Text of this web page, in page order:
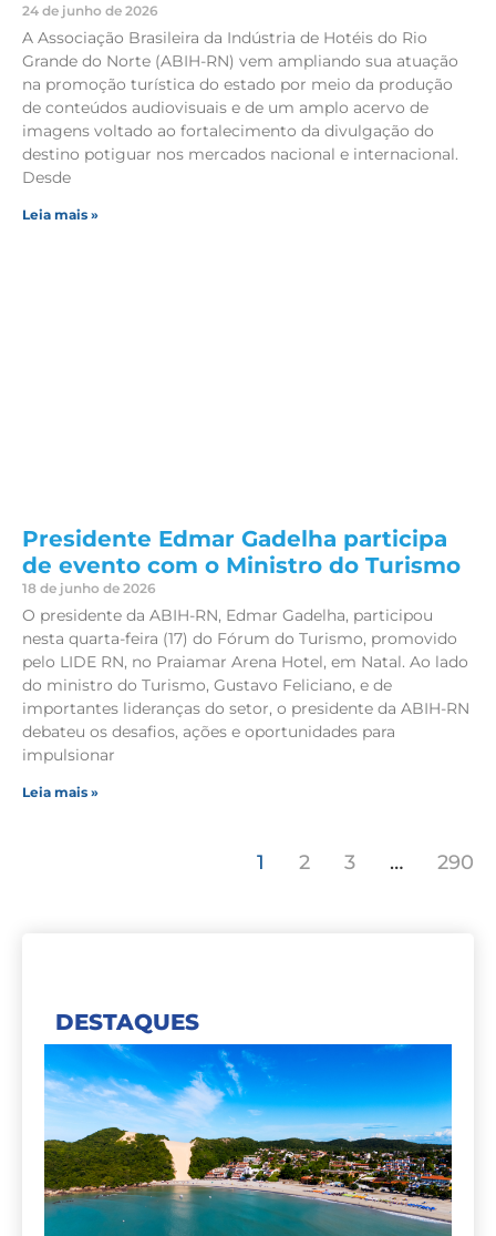
24 de junho de 2026
A Associação Brasileira da Indústria de Hotéis do Rio
Grande do Norte (ABIH-RN) vem ampliando sua atuação
na promoção turística do estado por meio da produção
de conteúdos audiovisuais e de um amplo acervo de
imagens voltado ao fortalecimento da divulgação do
destino potiguar nos mercados nacional e internacional.
Desde
Leia mais »
Presidente Edmar Gadelha participa
de evento com o Ministro do Turismo
18 de junho de 2026
O presidente da ABIH-RN, Edmar Gadelha, participou
nesta quarta-feira (17) do Fórum do Turismo, promovido
pelo LIDE RN, no Praiamar Arena Hotel, em Natal. Ao lado
do ministro do Turismo, Gustavo Feliciano, e de
importantes lideranças do setor, o presidente da ABIH-RN
debateu os desafios, ações e oportunidades para
impulsionar
Leia mais »
1 2 3 … 290
DESTAQUES